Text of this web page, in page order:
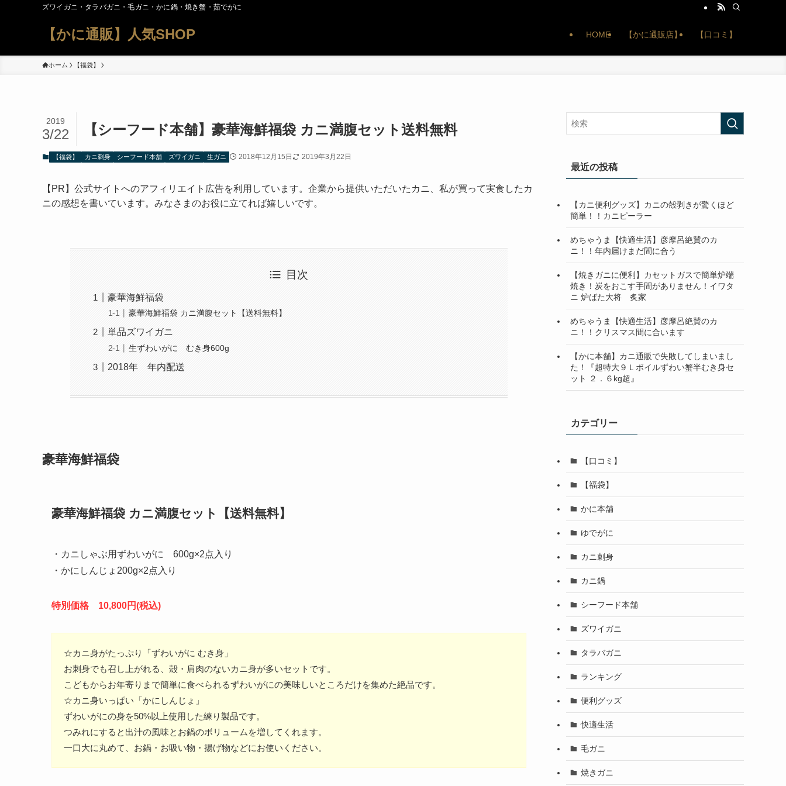
ズワイガニ・タラバガニ・毛ガニ・かに鍋・焼き蟹・茹でがに
【かに通販】人気SHOP HOME 【かに通販店】 【口コミ】
ホーム 【福袋】
【シーフード本舗】豪華海鮮福袋 カニ満腹セット送料無料
2019
3/22
【福袋】 カニ刺身 シーフード本舗 ズワイガニ 生ガニ 2018年12月15日 2019年3月22日
【PR】公式サイトへのアフィリエイト広告を利用しています。企業から提供いただいたカニ、私が買って実食したカ
ニの感想を書いています。みなさまのお役に立てれば嬉しいです。
目次
豪華海鮮福袋
豪華海鮮福袋 カニ満腹セット【送料無料】
単品ズワイガニ
生ずわいがに むき身600g
2018年 年内配送
豪華海鮮福袋
豪華海鮮福袋 カニ満腹セット【送料無料】
・カニしゃぶ用ずわいがに 600g×2点入り
・かにしんじょ200g×2点入り
特別価格 10,800円(税込)
☆カニ身がたっぷり「ずわいがに むき身」
お刺身でも召し上がれる、殻・肩肉のないカニ身が多いセットです。
こどもからお年寄りまで簡単に食べられるずわいがにの美味しいところだけを集めた絶品です。
☆カニ身いっぱい「かにしんじょ」
ずわいがにの身を50%以上使用した練り製品です。
つみれにすると出汁の風味とお鍋のボリュームを増してくれます。
一口大に丸めて、お鍋・お吸い物・揚げ物などにお使いください。
最近の投稿
【カニ便利グッズ】カニの殻剥きが驚くほど
簡単！！カニピーラー
めちゃうま【快適生活】彦摩呂絶賛のカ
ニ！！年内届けまだ間に合う
【焼きガニに便利】カセットガスで簡単炉端
焼き！炭をおこす手間がありません！イワタ
ニ 炉ばた大将 炙家
めちゃうま【快適生活】彦摩呂絶賛のカ
ニ！！クリスマス間に合います
【かに本舗】カニ通販で失敗してしまいまし
た！『超特大９Ｌボイルずわい蟹半むき身セ
ット ２．６kg超』
カテゴリー
【口コミ】
【福袋】
かに本舗
ゆでがに
カニ刺身
カニ鍋
シーフード本舗
ズワイガニ
タラバガニ
ランキング
便利グッズ
快適生活
毛ガニ
焼きガニ